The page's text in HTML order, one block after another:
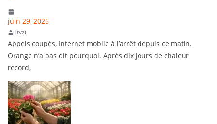
juin 29, 2026
1tvzi
Appels coupés, Internet mobile à l’arrêt depuis ce matin.
Orange n’a pas dit pourquoi. Après dix jours de chaleur
record,